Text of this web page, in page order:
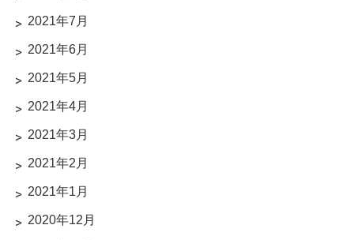
2021年7月
2021年6月
2021年5月
2021年4月
2021年3月
2021年2月
2021年1月
2020年12月